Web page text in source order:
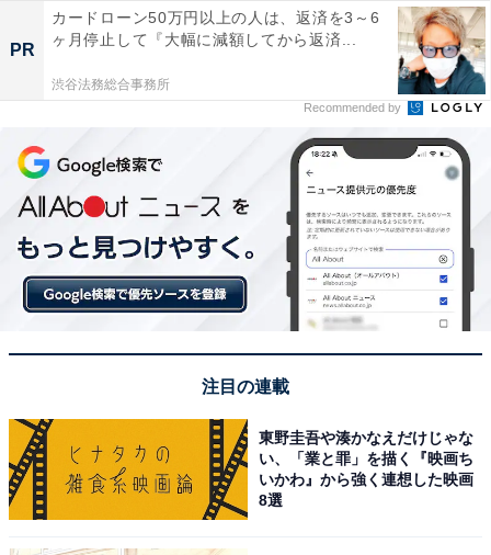
して楽しく学びます。
幅広いオープンカレッジ講座が並びますが、どれも事前
申し込みが必要で、講座によっては受講料がかかる場合
もあります。気になる講座について、詳細はこちらから
ご確認ください。
次ページ
東京家政大学で行われる3つの講
座
PR
カードローン50万円以上の人は、返済を3～6
ヶ月停止して『大幅に減額してから返済...
渋谷法務総合事務所
Recommended by
注目の連載
東野圭吾や湊かなえだけじゃな
い、「業と罪」を描く『映画ち
いかわ』から強く連想した映画
8選